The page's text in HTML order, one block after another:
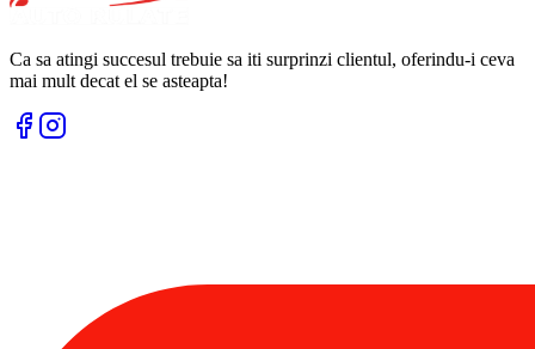
Ca sa atingi succesul trebuie sa iti surprinzi clientul, oferindu-i ceva
mai mult decat el se asteapta!